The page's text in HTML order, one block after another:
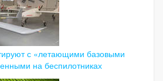
с «летающими базовыми
на беспилотниках